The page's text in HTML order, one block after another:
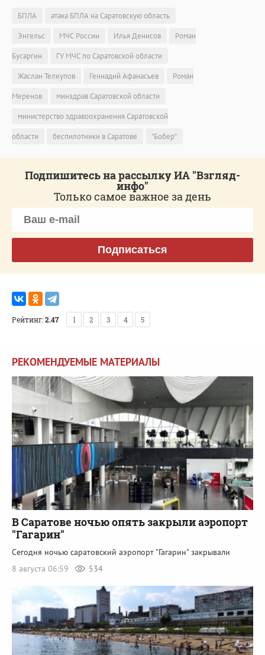
БПЛА
атака БПЛА на Саратовскую область
Энгельс
МЧС России Илья Денисов
Роман
Бусаргин
ГУ МЧС по Саратовской области
Жаслан Телеупов
Геннадий Афанасьев
Роман
Меренов
минздрав Саратовской области
министерство здравоохранения Саратовской
области
беспилотники в Саратове "Бобер"
Подпишитесь на рассылку ИА "Взгляд-
инфо"
Только самое важное за день
Подписаться
Рейтинг:2.47 1 2 3 4 5
РЕКОМЕНДУЕМЫЕ МАТЕРИАЛЫ
В Саратове ночью опять закрыли аэропорт
"Гагарин"
Сегодня ночью саратовский аэропорт "Гагарин" закрывали
8 августа 06:59
534